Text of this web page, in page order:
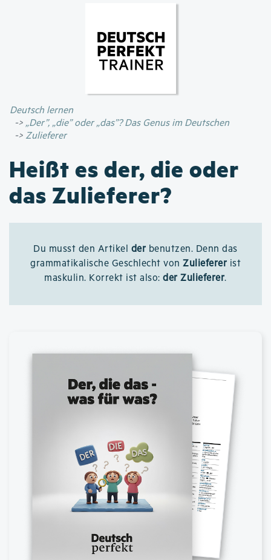
Inhalt
Deutsch lernen
„Der”, „die” oder „das”? Das Genus im Deutschen
Zulieferer
Heißt es der, die oder
das Zulieferer?
Du musst den Artikel der benutzen. Denn das
grammatikalische Geschlecht von Zulieferer ist
maskulin. Korrekt ist also:der Zulieferer.